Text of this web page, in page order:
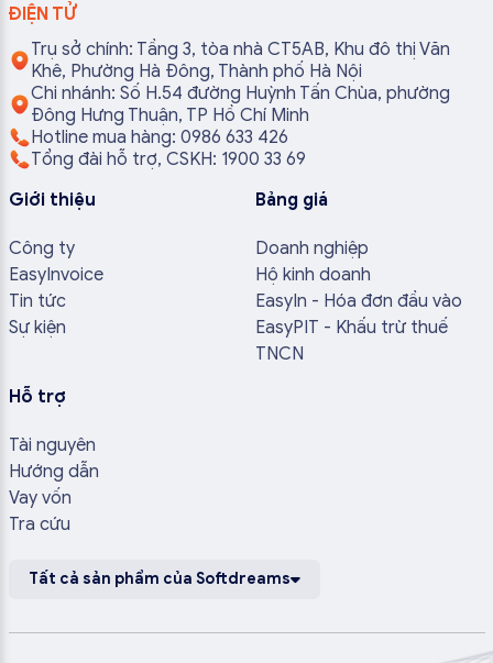
ĐIỆN TỬ
Trụ sở chính: Tầng 3, tòa nhà CT5AB, Khu đô thị Văn
Khê, Phường Hà Đông, Thành phố Hà Nội
Chi nhánh: Số H.54 đường Huỳnh Tấn Chùa, phường
Đông Hưng Thuận, TP Hồ Chí Minh
Hotline mua hàng: 0986 633 426
Tổng đài hỗ trợ, CSKH: 1900 33 69
Giới thiệu
Công ty
EasyInvoice
Tin tức
Sự kiện
Bảng giá
Doanh nghiệp
Hộ kinh doanh
EasyIn - Hóa đơn đầu vào
EasyPIT - Khấu trừ thuế
TNCN
Hỗ trợ
Tài nguyên
Hướng dẫn
Vay vốn
Tra cứu
Tất cả sản phẩm của Softdreams